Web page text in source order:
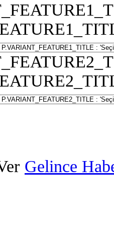
Gelince